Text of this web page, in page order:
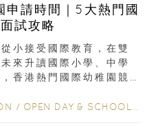
請時間｜5大熱門國
試攻略
小接受國際教育，在雙
來升讀國際小學、中學
香港熱門國際幼稚園競
/ OPEN DAY & SCHOOL EVENTS